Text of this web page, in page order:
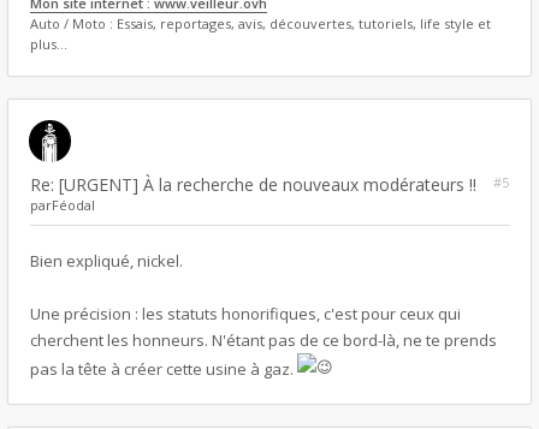
Auto / Moto : Essais, reportages, avis, découvertes, tutoriels, life style et
plus...
Re: [URGENT] À la recherche de nouveaux modérateurs !!
#5
parFéodal
Bien expliqué, nickel.
Une précision : les statuts honorifiques, c'est pour ceux qui
cherchent les honneurs. N'étant pas de ce bord-là, ne te prends
pas la tête à créer cette usine à gaz.